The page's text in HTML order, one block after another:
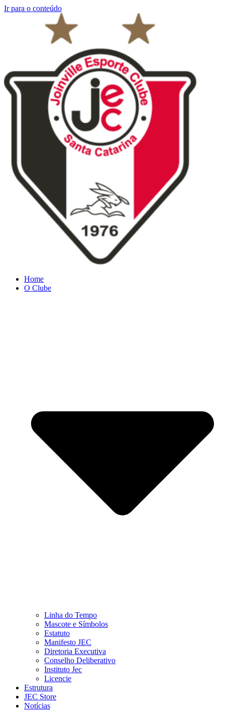
Ir para o conteúdo
Home
O Clube
Linha do Tempo
Mascote e Símbolos
Estatuto
Manifesto JEC
Diretoria Executiva
Conselho Deliberativo
Instituto Jec
Licencie
Estrutura
JEC Store
Notícias